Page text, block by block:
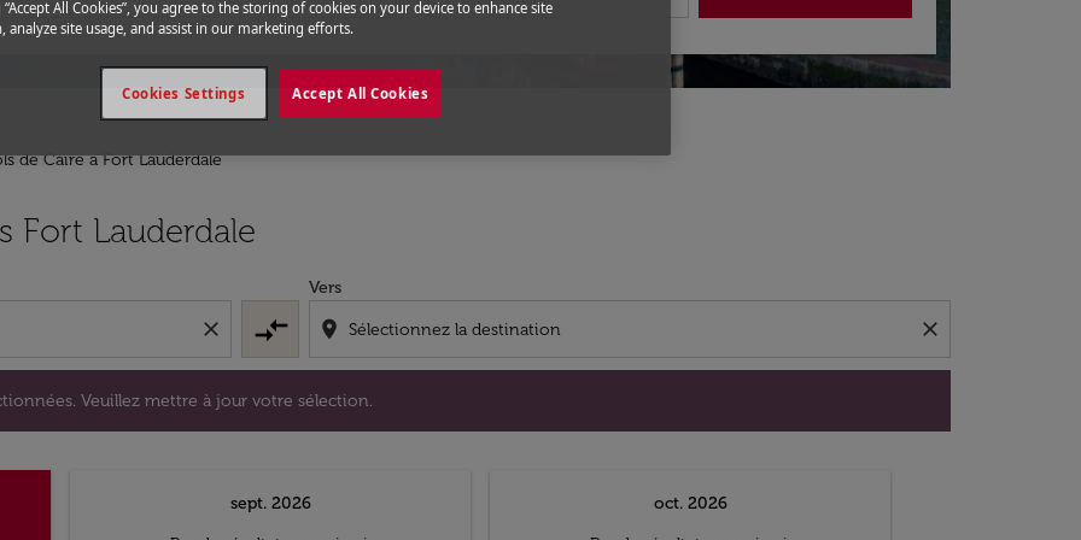
de Caire a Fort Lauderdale
Fort Lauderdale
close compare_arrows
Vers
location_on close
Veuillez mettre à jour votre sélection.
Veuillez mettre à jour votre sélection.
sept. 2026
oct. 2026
“Accept All Cookies”, you agree to the storing of cookies on your device to enhance site
analyze site usage, and assist in our marketing efforts.
Accept All Cookies
Cookies Settings